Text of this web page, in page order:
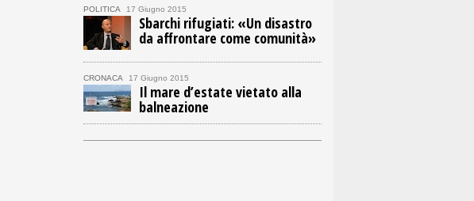
POLITICA 17 Giugno 2015
Sbarchi rifugiati: «Un disastro
da affrontare come comunità»
CRONACA 17 Giugno 2015
Il mare d’estate vietato alla
balneazione